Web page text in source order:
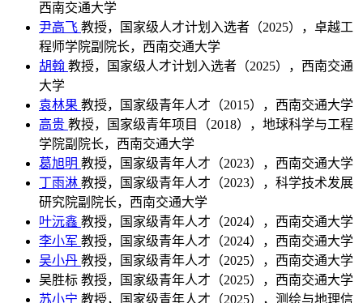
西南交通大学
尹高飞 教授，国家级人才计划入选者（2025），卓越工
程师学院副院长，西南交通大学
胡翰 教授，国家级人才计划入选者（2025），西南交通
大学
袁林果 教授，国家级青年人才（2015），西南交通大学
高贵 教授，国家级青年项目（2018），地球科学与工程
学院副院长，西南交通大学
葛旭明 教授，国家级青年人才（2023），西南交通大学
丁雨淋 教授，国家级青年人才（2023），科学技术发展
研究院副院长，西南交通大学
叶沅鑫 教授，国家级青年人才（2024），西南交通大学
李小军 教授，国家级青年人才（2024），西南交通大学
吴小丹 教授，国家级青年人才（2025），西南交通大学
吴胜标 教授，国家级青年人才（2025），西南交通大学
苏小宁 教授，国家级青年人才（2025），测绘与地理信